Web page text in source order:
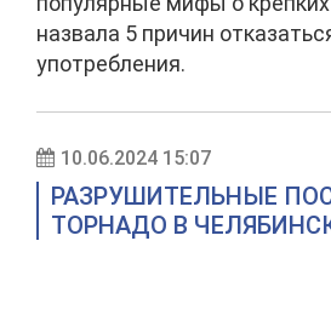
назвала 5 причин
употребления.
10.06.2024 15:07
РАЗРУШИТЕЛЬНЫЕ
ТОРНАДО В